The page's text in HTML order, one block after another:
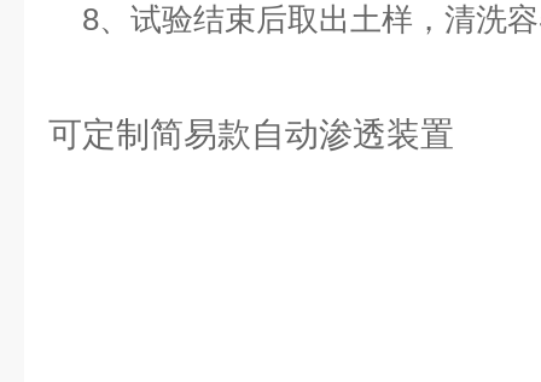
8、试验结束后取出土样，清洗
可定制简易款自动渗透装置